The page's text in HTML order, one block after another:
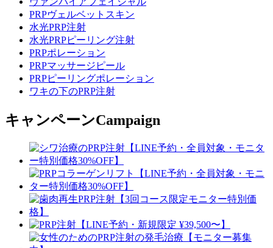
PRPヴェルベットスキン
水光PRP注射
水光PRPピーリング注射
PRPポレーション
PRPマッサージピール
PRPピーリングポレーション
ワキの下のPRP注射
キャンペーンCampaign